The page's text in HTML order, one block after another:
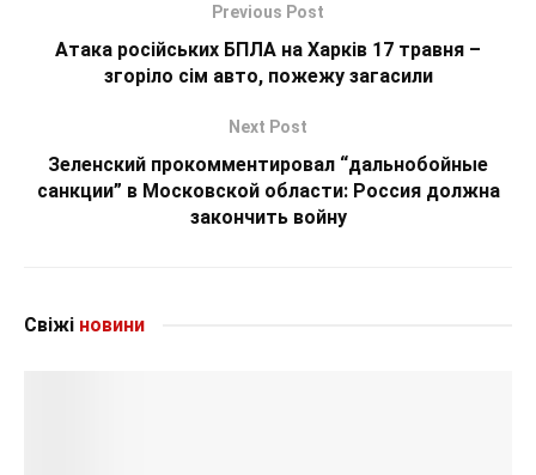
Previous Post
Атака російських БПЛА на Харків 17 травня –
згоріло сім авто, пожежу загасили
Next Post
Зеленский прокомментировал “дальнобойные
санкции” в Московской области: Россия должна
закончить войну
Свіжі новини